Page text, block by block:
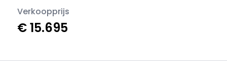
Verkoopprijs
€ 15.695